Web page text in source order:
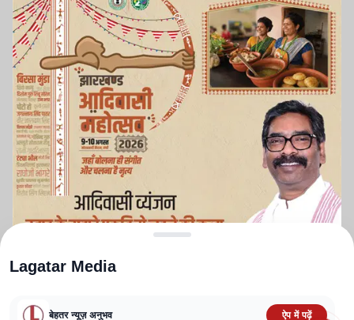
Lagatar Media
बेहतर न्यूज़ अनुभव ऐप में पढ़ें